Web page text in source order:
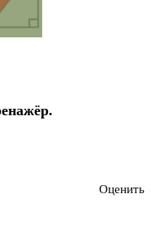
Оценить